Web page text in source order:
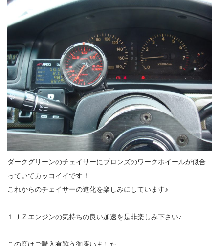
ダークグリーンのチェイサーにブロンズのワークホイールが似合
っていてカッコイイです！
これからのチェイサーの進化を楽しみにしています♪
１ＪＺエンジンの気持ちの良い加速を是非楽しみ下さい♪
この度はご購入有難う御座いました。